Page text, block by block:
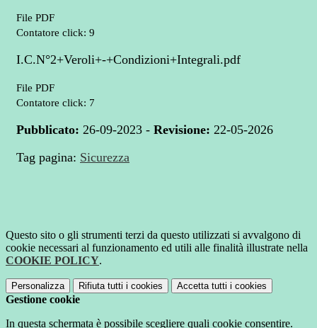
File PDF
Contatore click: 9
I.C.N°2+Veroli+-+Condizioni+Integrali.pdf
File PDF
Contatore click: 7
Pubblicato: 26-09-2023 - Revisione: 22-05-2026
Tag pagina: Sicurezza
Questo sito o gli strumenti terzi da questo utilizzati si avvalgono di
cookie necessari al funzionamento ed utili alle finalità illustrate nella
COOKIE POLICY.
Personalizza Rifiuta tutti i cookies Accetta tutti i cookies
Gestione cookie
In questa schermata è possibile scegliere quali cookie consentire.